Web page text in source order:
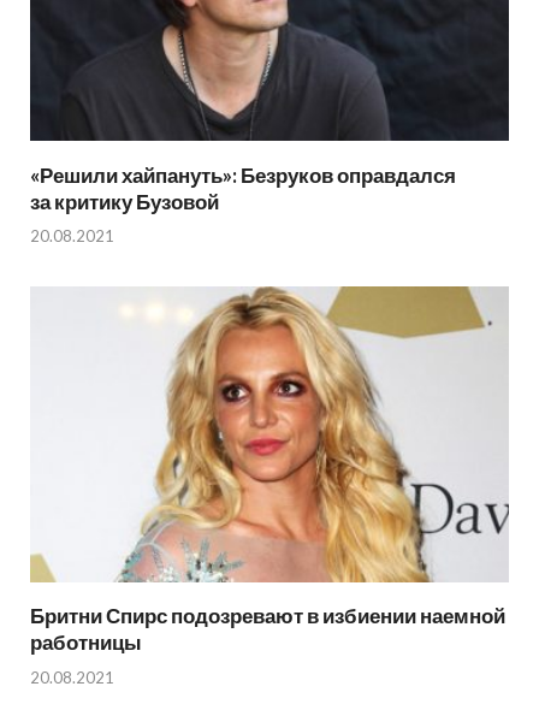
«Решили хайпануть»: Безруков оправдался
за критику Бузовой
20.08.2021
Бритни Спирс подозревают в избиении наемной
работницы
20.08.2021